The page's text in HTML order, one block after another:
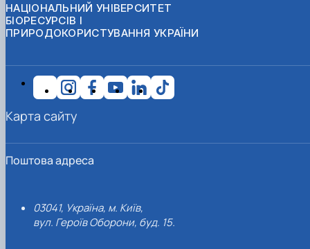
НАЦІОНАЛЬНИЙ УНІВЕРСИТЕТ
БІОРЕСУРСІВ І
ПРИРОДОКОРИСТУВАННЯ УКРАЇНИ
Поштова адреса
03041, Україна, м. Київ,
вул. Героїв Оборони, буд. 15.
Карта сайту